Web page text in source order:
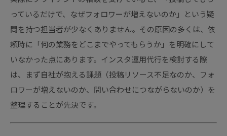
っているだけで、なぜフォロワーが増えないのか」という疑
問を持つ担当者が少なくありません。その原因の多くは、依
頼時に「何の業務をどこまでやってもらうか」を明確にして
いなかった点にあります。インスタ運用代行を検討する際
は、まず自社が抱える課題（投稿リソース不足なのか、フォ
ロワーが増えないのか、問い合わせにつながらないのか）を
整理することが先決です。